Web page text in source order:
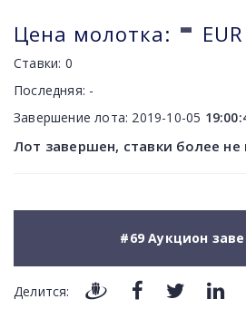
Цена молотка: - EUR
Ставки: 0
Последняя: -
Завершение лота: 2019-10-05
Лот завершен, ставки более
#69 Аукцион
Делится: